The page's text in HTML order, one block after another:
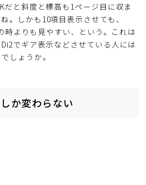
だと斜度と標高も1ページ目に収ま
。しかも10項目表示させても、
時よりも見やすい、という。これは
でギア表示などさせている人には
しょうか。
か変わらない